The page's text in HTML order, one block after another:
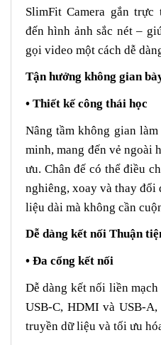
SlimFit Camera gắn
đến hình ảnh sắc nét –
gọi video một cách dễ
Tận hưởng không gian
• Thiết kế công thái học
Nâng tầm không gian
minh, mang đến vẻ ngoài
ưu. Chân đế có thể điều
nghiêng, xoay và thay
liệu dài mà không cần
Dễ dàng kết nối Thuận
• Đa cổng kết nối
Dễ dàng kết nối liền
USB-C, HDMI và USB-
truyền dữ liệu và tối ưu